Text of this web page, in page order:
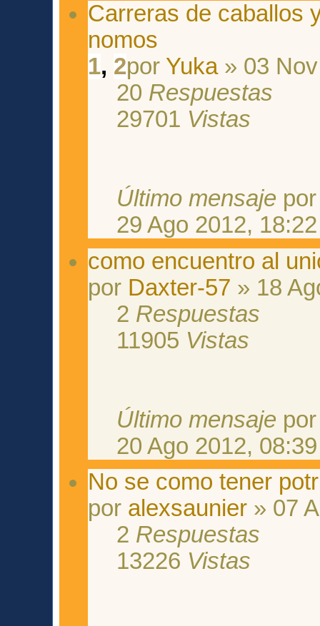
Carreras de caballos
nomos
1, 2por Yuka» 03 Nov
20 Respuestas
29701 Vistas
Último mensaje
29 Ago 2012, 18:22
como encuentro al
por Daxter-57 » 18
2 Respuestas
11905 Vistas
Último mensaje
20 Ago 2012, 08:39
No se como tener
por alexsaunier » 07
2 Respuestas
13226 Vistas